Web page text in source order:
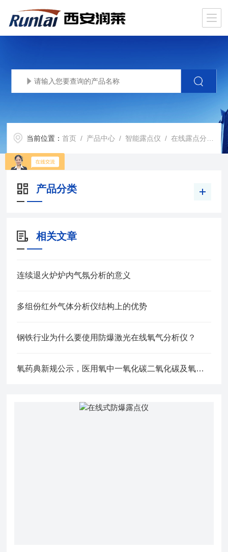
当前位置：首页 / 产品中心 / 智能露点仪 /在线露点分析仪
产品分类
相关文章
连续退火炉炉内气氛分析的意义
多组份红外气体分析仪结构上的优势
钢铁行业为什么要使用防爆激光在线氧气分析仪？
氧药典新规公示，医用氧中一氧化碳二氧化碳及氧纯度检测都有那些标准